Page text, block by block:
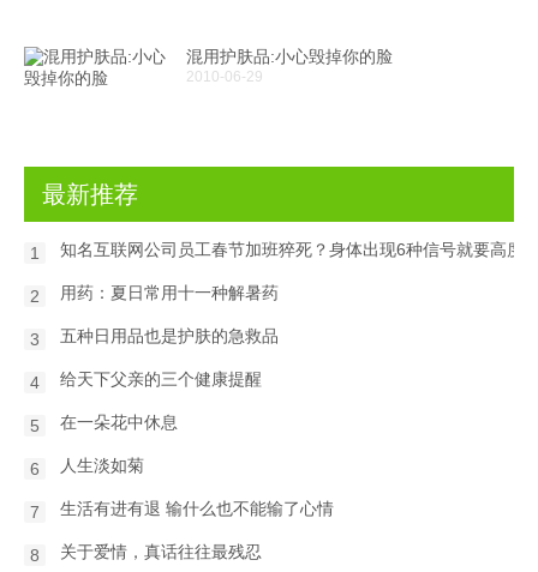
混用护肤品:小心毁掉你的脸
2010-06-29
最新推荐
1 知名互联网公司员工春节加班猝死？身体出现6种信号就要高度
2 用药：夏日常用十一种解暑药
3 五种日用品也是护肤的急救品
4 给天下父亲的三个健康提醒
5 在一朵花中休息
6 人生淡如菊
7 生活有进有退 输什么也不能输了心情
8 关于爱情，真话往往最残忍